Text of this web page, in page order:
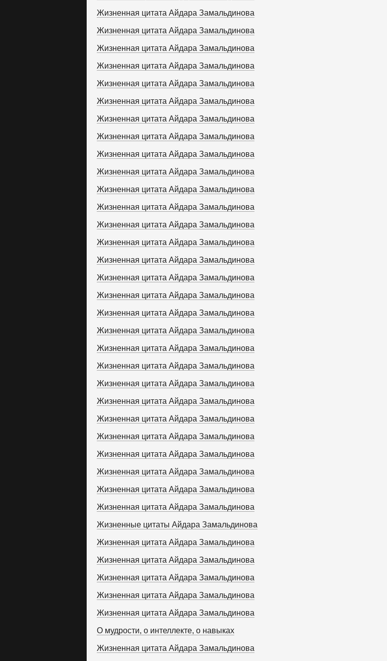
Жизненная цитата Айдара Замальдинова
Жизненная цитата Айдара Замальдинова
Жизненная цитата Айдара Замальдинова
Жизненная цитата Айдара Замальдинова
Жизненная цитата Айдара Замальдинова
Жизненная цитата Айдара Замальдинова
Жизненная цитата Айдара Замальдинова
Жизненная цитата Айдара Замальдинова
Жизненная цитата Айдара Замальдинова
Жизненная цитата Айдара Замальдинова
Жизненная цитата Айдара Замальдинова
Жизненная цитата Айдара Замальдинова
Жизненная цитата Айдара Замальдинова
Жизненная цитата Айдара Замальдинова
Жизненная цитата Айдара Замальдинова
Жизненная цитата Айдара Замальдинова
Жизненная цитата Айдара Замальдинова
Жизненная цитата Айдара Замальдинова
Жизненная цитата Айдара Замальдинова
Жизненная цитата Айдара Замальдинова
Жизненная цитата Айдара Замальдинова
Жизненная цитата Айдара Замальдинова
Жизненная цитата Айдара Замальдинова
Жизненная цитата Айдара Замальдинова
Жизненная цитата Айдара Замальдинова
Жизненная цитата Айдара Замальдинова
Жизненная цитата Айдара Замальдинова
Жизненная цитата Айдара Замальдинова
Жизненная цитата Айдара Замальдинова
Жизненные цитаты Айдара Замальдинова
Жизненная цитата Айдара Замальдинова
Жизненная цитата Айдара Замальдинова
Жизненная цитата Айдара Замальдинова
Жизненная цитата Айдара Замальдинова
Жизненная цитата Айдара Замальдинова
О мудрости, о интеллекте, о навыках
Жизненная цитата Айдара Замальдинова